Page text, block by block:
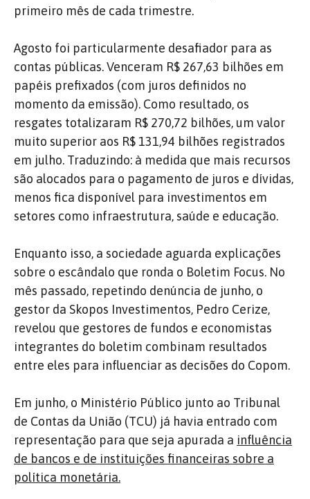
primeiro mês de cada trimestre.
Agosto foi particularmente desafiador para as
contas públicas. Venceram R$ 267,63 bilhões em
papéis prefixados (com juros definidos no
momento da emissão). Como resultado, os
resgates totalizaram R$ 270,72 bilhões, um valor
muito superior aos R$ 131,94 bilhões registrados
em julho. Traduzindo: à medida que mais recursos
são alocados para o pagamento de juros e dívidas,
menos fica disponível para investimentos em
setores como infraestrutura, saúde e educação.
Enquanto isso, a sociedade aguarda explicações
sobre o escândalo que ronda o Boletim Focus. No
mês passado, repetindo denúncia de junho, o
gestor da Skopos Investimentos, Pedro Cerize,
revelou que gestores de fundos e economistas
integrantes do boletim combinam resultados
entre eles para influenciar as decisões do Copom.
Em junho, o Ministério Público junto ao Tribunal
de Contas da União (TCU) já havia entrado com
representação para que seja apurada a influência
de bancos e de instituições financeiras sobre a
política monetária.